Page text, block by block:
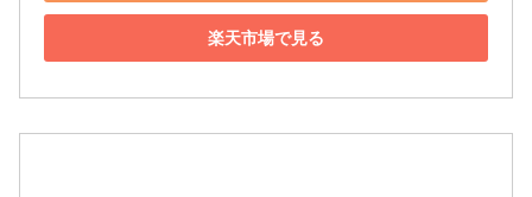
楽天市場で見る